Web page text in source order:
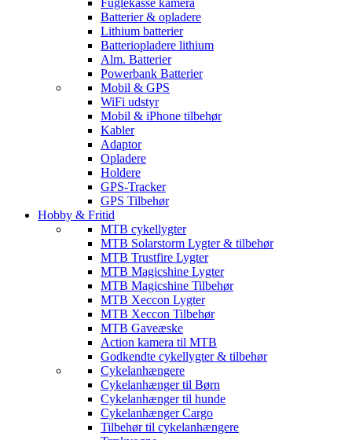
Fuglekasse kamera
Batterier & opladere
Lithium batterier
Batteriopladere lithium
Alm. Batterier
Powerbank Batterier
Mobil & GPS
WiFi udstyr
Mobil & iPhone tilbehør
Kabler
Adaptor
Opladere
Holdere
GPS-Tracker
GPS Tilbehør
Hobby & Fritid
MTB cykellygter
MTB Solarstorm Lygter & tilbehør
MTB Trustfire Lygter
MTB Magicshine Lygter
MTB Magicshine Tilbehør
MTB Xeccon Lygter
MTB Xeccon Tilbehør
MTB Gaveæske
Action kamera til MTB
Godkendte cykellygter & tilbehør
Cykelanhængere
Cykelanhænger til Børn
Cykelanhænger til hunde
Cykelanhænger Cargo
Tilbehør til cykelanhængere